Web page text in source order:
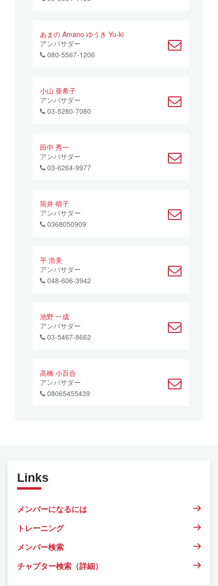
あまの Amano ゆうき Yu-ki
アンバサダー
080-5567-1206
小山 亜希子
アンバサダー
03-5280-7080
田中 秀一
アンバサダー
03-6264-9977
筒井 晴子
アンバサダー
0368050909
平 浩美
アンバサダー
048-606-3942
池野 一成
アンバサダー
03-5467-8662
高橋 小百合
アンバサダー
08065455439
Links
メンバーになるには
トレーニング
メンバー検索
チャプター検索（詳細）